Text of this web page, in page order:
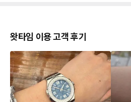
왓타임 이용 고객 후기